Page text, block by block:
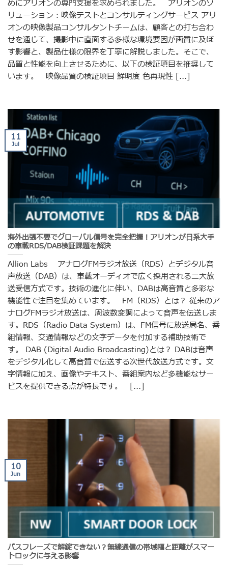
めにアリオンの専門支援を求められました。 アリオンのソ
リューション：映像テストとコンサルティングサービス アリ
オンの映像製品コンサルタントチームは、顧客との打ち合わ
せを通じて、撮影中に直面する多様な環境要因が画質に及ぼ
す影響と、製品仕様の限界を丁寧に解説しました。そこで、
品質と性能を向上させるために、以下の検証項目を推奨して
います。 映像品質の検証項目 鮮明度 色再現性 [...]
海外出張不要でグローバル信号を完全把握！アリオンが日系大手
の車載RDS/DAB検証課題を解決
Allion Labs アナログFMラジオ放送（RDS）とデジタル音
声放送（DAB）は、車載オーディオで広く採用される二大放
送受信方式です。技術の進化に伴い、DABは高音質と多彩な
機能性で注目を集めています。 FM（RDS）とは？ 従来のア
ナログFMラジオ放送は、周波数変調によって音声を伝送しま
す。RDS（Radio Data System）は、FM信号に放送局名、番
組情報、交通情報などの文字データを付加する補助技術で
す。 DAB (Digital Audio Broadcasting)とは？ DABは音声
をデジタル化して高音質で伝送する次世代放送方式です。文
字情報に加え、画像やテキスト、番組案内など多機能なサー
ビスを提供できる点が特長です。 [...]
11
Jul
パスフレーズで解錠できない？無線通信の帯域幅と距離がスマー
トロックに与える影響
10
Jun